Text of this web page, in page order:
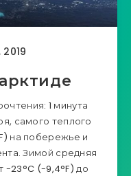
1 минута
самого теплого
на побережье и
Зимой средняя
-23°C (-9,4°F) до